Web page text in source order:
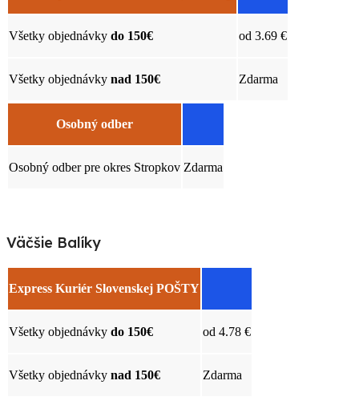
Všetky objednávky do 150€ od 3.69 €
Všetky objednávky nad 150€ Zdarma
Osobný odber
Osobný odber pre okres Stropkov Zdarma
Väčšie Balíky
Express Kuriér Slovenskej POŠTY
Všetky objednávky do 150€ od 4.78 €
Všetky objednávky nad 150€ Zdarma